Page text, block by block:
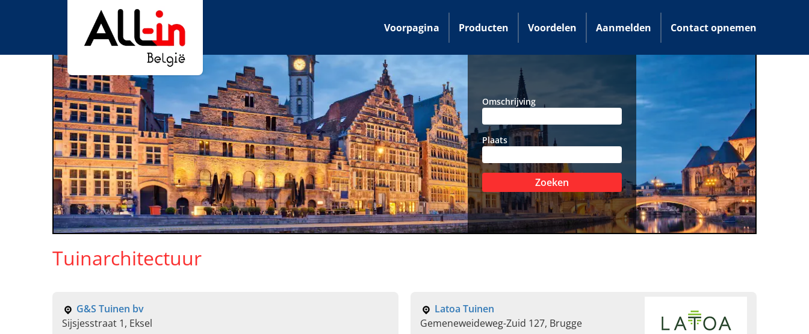
Voorpagina Producten Voordelen Aanmelden Contact opnemen
Omschrijving
Plaats
Zoeken
Tuinarchitectuur
G&S Tuinen bv
Sijsjesstraat 1, Eksel
Latoa Tuinen
Gemeneweideweg-Zuid 127, Brugge